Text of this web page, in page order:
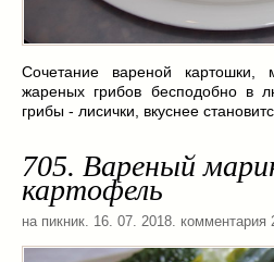
Сочетание вареной картошки,
жареных грибов бесподобно в
грибы - лисички, вкуснее
705. Вареный
картофель
на пикник . 16. 07. 2018. комментария